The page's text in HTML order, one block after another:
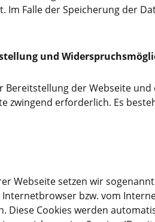
Im Falle der Speicherung der
und
Bereitstellung der Webseite
zwingend erforderlich. Es
Webseite setzen wir
bzw. vom
Diese Cookies werden